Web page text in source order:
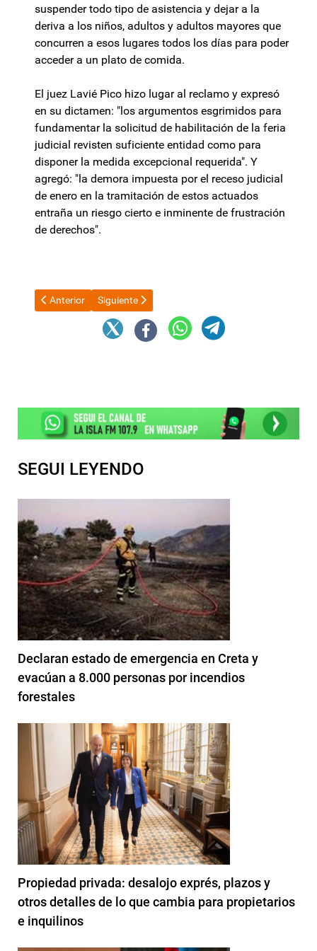
suspender todo tipo de asistencia y dejar a la
deriva a los niños, adultos y adultos mayores que
concurren a esos lugares todos los días para poder
acceder a un plato de comida.
El juez Lavié Pico hizo lugar al reclamo y expresó
en su dictamen: "los argumentos esgrimidos para
fundamentar la solicitud de habilitación de la feria
judicial revisten suficiente entidad como para
disponer la medida excepcional requerida". Y
agregó: "la demora impuesta por el receso judicial
de enero en la tramitación de estos actuados
entraña un riesgo cierto e inminente de frustración
de derechos".
Artículo anterior: Los salarios siguen por detrás de la inflación
Anterior Artículo siguiente: Gustavo Saadi rechaza la
Siguiente
SEGUI LEYENDO
Declaran estado de emergencia en Creta y
evacúan a 8.000 personas por incendios
forestales
Propiedad privada: desalojo exprés, plazos y
otros detalles de lo que cambia para propietarios
e inquilinos